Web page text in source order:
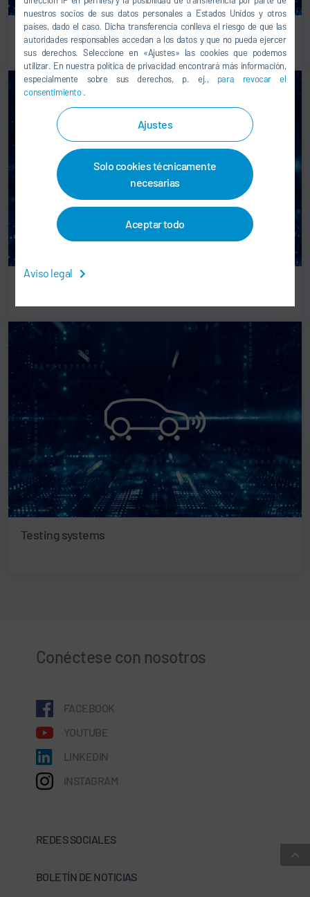
nuestros socios de sus datos personales a Estados Unidos y otros
países, dado el caso. Dicha transferencia conlleva el riesgo de que las
autoridades responsables accedan a los datos y que no pueda ejercer
sus derechos. Seleccione en «Ajustes» las cookies que podemos
utilizar. En nuestra política de privacidad encontrará más información,
especialmente sobre sus derechos, p. ej., para revocar el
consentimiento.
Ajustes
Solo cookies técnicamente
necesarias
Aceptar todo
Aviso legal
Paint shop
Filling technology
Testing systems
Conéctese con nosotros
FACEBOOK
YOUTUBE
LINKEDIN
INSTAGRAM
REDES SOCIALES
BOLETÍN DE NOTICIAS